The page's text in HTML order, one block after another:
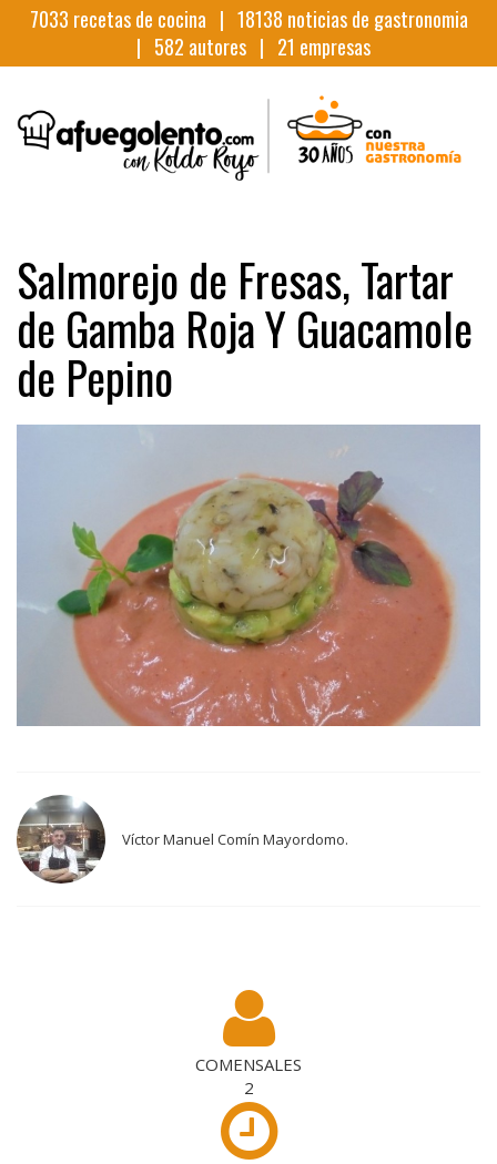
7033 recetas de cocina | 18138 noticias de gastronomia
| 582 autores | 21 empresas
Salmorejo de Fresas, Tartar
de Gamba Roja Y Guacamole
de Pepino
Víctor Manuel Comín Mayordomo.
COMENSALES
2